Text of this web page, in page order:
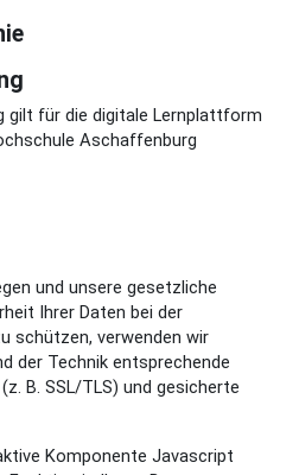
gilt für die digitale Lernplattform
Aschaffenburg
und unsere gesetzliche
Ihrer Daten bei der
schützen, verwenden wir
der Technik entsprechende
B. SSL/TLS) und gesicherte
Komponente Javascript